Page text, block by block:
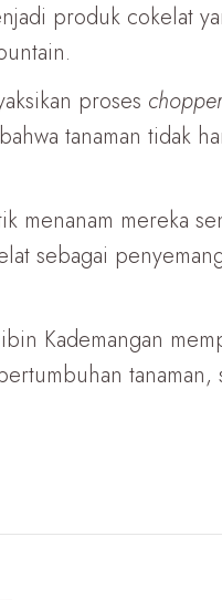
produk cokelat
proses chopper
tanaman tidak
menanam mereka
sebagai
Kademangan
tanaman,